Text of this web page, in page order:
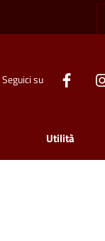
Seguici su
Utilità